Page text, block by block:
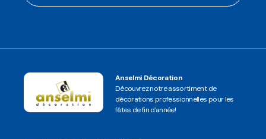
Anselmi Décoration
Découvrez notre assortiment de
décorations professionnelles pour les
fêtes de fin d'année!